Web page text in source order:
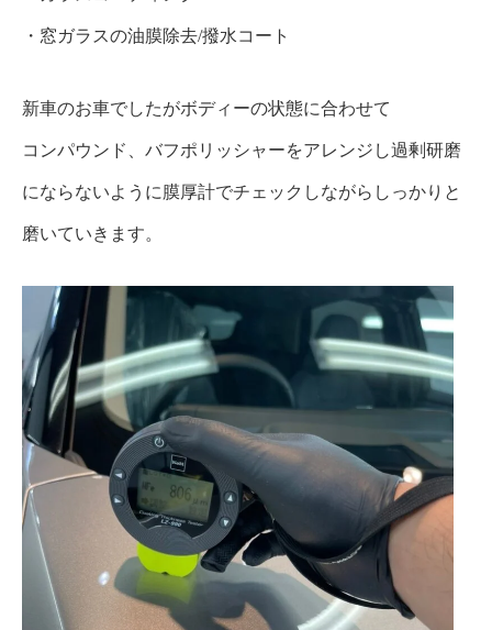
・窓ガラスの油膜除去/撥水コート
新車のお車でしたがボディーの状態に合わせて
コンパウンド、バフポリッシャーをアレンジし過剰研磨
にならないように膜厚計でチェックしながらしっかりと
磨いていきます。